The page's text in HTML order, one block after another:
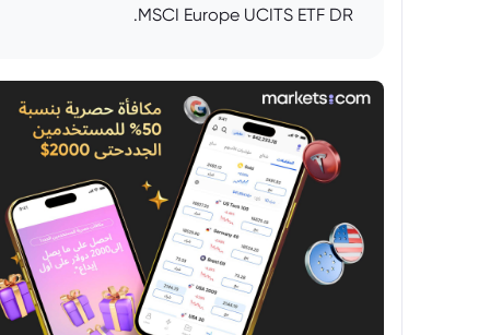
MSCI Europe UCITS ETF DR.